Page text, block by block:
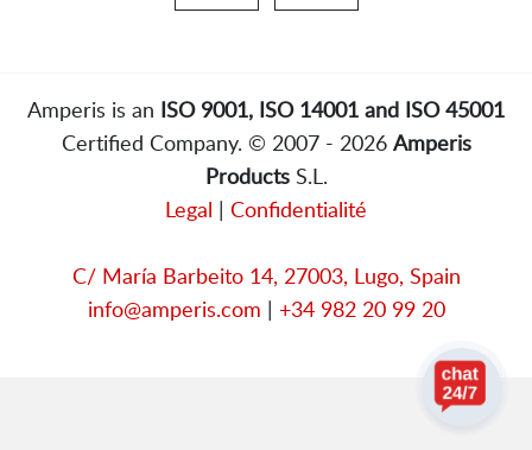
Amperis is an ISO 9001, ISO 14001 and ISO 45001
Certified Company. © 2007 - 2026 Amperis
ProductsS.L.
Legal | Confidentialité
C/ María Barbeito 14, 27003, Lugo, Spain
info@amperis.com | +34 982 20 99 20